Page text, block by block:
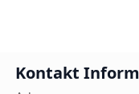
Kontakt